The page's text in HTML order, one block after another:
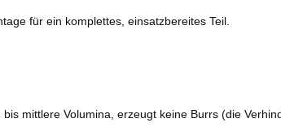
für ein komplettes, einsatzbereites Teil.
mittlere Volumina, erzeugt keine Burrs (die